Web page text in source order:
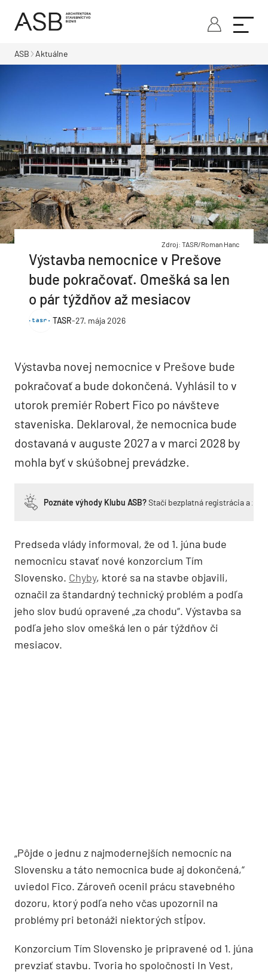
ASB Aktuálne
Zdroj: TASR/Roman Hanc
Výstavba nemocnice v Prešove
bude pokračovať. Omešká sa len
o pár týždňov až mesiacov
TASR-27. mája 2026
Výstavba novej nemocnice v Prešove bude
pokračovať a bude dokončená. Vyhlásil to v
utorok premiér Robert Fico po návšteve
staveniska. Deklaroval, že nemocnica bude
dostavaná v auguste 2027 a v marci 2028 by
mohla byť v skúšobnej prevádzke.
Poznáte výhody Klubu ASB?Stačí bezplatná registrácia a
Predseda vlády informoval, že od 1. júna bude
nemocnicu stavať nové konzorcium Tím
Slovensko. Chyby, ktoré sa na stavbe objavili,
označil za štandardný technický problém a podľa
jeho slov budú opravené „za chodu“. Výstavba sa
podľa jeho slov omešká len o pár týždňov či
mesiacov.
„Pôjde o jednu z najmodernejších nemocníc na
Slovensku a táto nemocnica bude aj dokončená,“
uviedol Fico. Zároveň ocenil prácu stavebného
dozoru, ktorý podľa neho včas upozornil na
problémy pri betonáži niektorých stĺpov.
Konzorcium Tím Slovensko je pripravené od 1. júna
prevziať stavbu. Tvoria ho spoločnosti In Vest,